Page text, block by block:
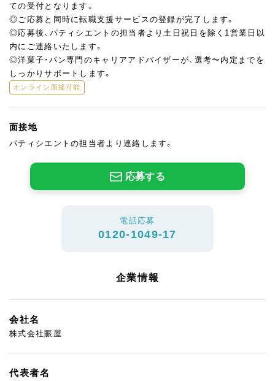
ての受付となります。
◎ご応募と同時に転職支援サービスの登録が完了します。
◎応募後、パティシエントの担当者より土日祝日を除く1営業日以
内にご連絡いたします。
◎洋菓子・パン専門のキャリアアドバイザーが、選考〜内定までを
しっかりサポートします。
オンライン面接可能
面接地
パティシエントの担当者より連絡します。
応募する
電話応募
0120-1049-17
企業情報
会社名
株式会社賑屋
代表者名